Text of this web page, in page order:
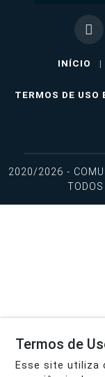
INÍCIO |
TERMOS DE USO
2020/2026 -
Termos de
Esse site utiliza